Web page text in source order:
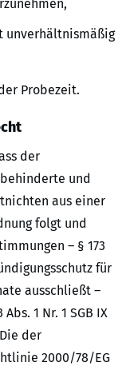
unverhältnismäßig
Probezeit.
der
und
aus einer
folgt und
– § 173
für
ausschließt –
1 Nr. 1 SGB IX
der
2000/78/EG